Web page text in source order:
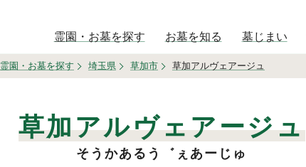
霊園・お墓を探す お墓を知る 墓じまい
霊園・お墓を探す 埼玉県 草加市 草加アルヴェアージュ
草加アルヴェアージュ
そうかあるう゛ぇあーじゅ